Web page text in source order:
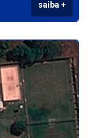
saiba +